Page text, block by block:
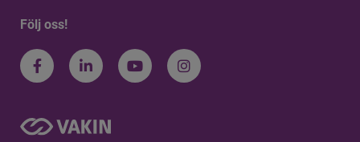
Följ oss!
Facebook LinkedIn Youtube
Information